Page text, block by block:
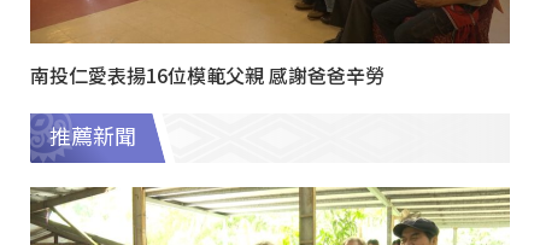
南投仁愛表揚16位模範父親 感謝爸爸辛勞
推薦新聞